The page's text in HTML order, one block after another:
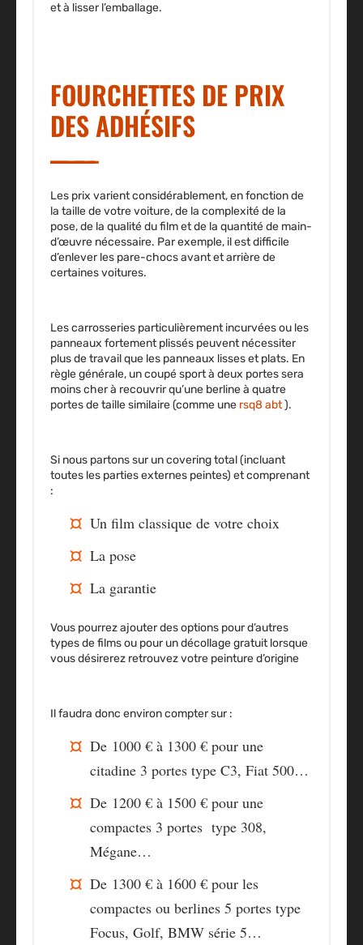
et à lisser l’emballage.
FOURCHETTES DE PRIX
DES ADHÉSIFS
Les prix varient considérablement, en fonction de
la taille de votre voiture, de la complexité de la
pose, de la qualité du film et de la quantité de main-
d’œuvre nécessaire. Par exemple, il est difficile
d’enlever les pare-chocs avant et arrière de
certaines voitures.
Les carrosseries particulièrement incurvées ou les
panneaux fortement plissés peuvent nécessiter
plus de travail que les panneaux lisses et plats. En
règle générale, un coupé sport à deux portes sera
moins cher à recouvrir qu’une berline à quatre
portes de taille similaire (comme une rsq8 abt).
Si nous partons sur un covering total(incluant
toutes les parties externes peintes) et comprenant
:
Un film classique de votre choix
La pose
La garantie
Vous pourrez ajouter des options pour d’autres
types de films ou pour un décollage gratuit lorsque
vous désirerez retrouvez votre peinture d’origine
Il faudra donc environ compter sur :
De 1000 € à 1300 € pour une
citadine 3 portes type C3, Fiat 500…
De 1200 € à 1500 € pour une
compactes 3 portes type 308,
Mégane…
De 1300 € à 1600 € pour les
compactes ou berlines 5 portes type
Focus, Golf, BMW série 5…